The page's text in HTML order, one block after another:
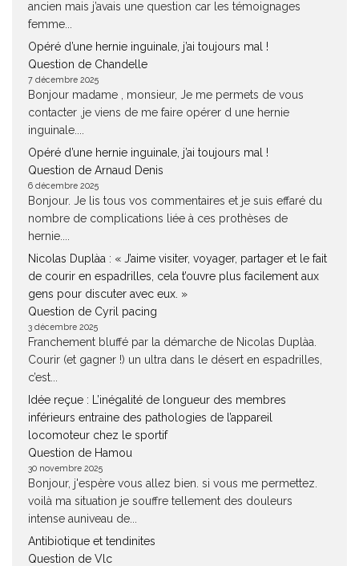
ancien mais j’avais une question car les témoignages
femme...
Opéré d’une hernie inguinale, j’ai toujours mal !
Question de Chandelle
7 décembre 2025
Bonjour madame , monsieur, Je me permets de vous
contacter ,je viens de me faire opérer d une hernie
inguinale....
Opéré d’une hernie inguinale, j’ai toujours mal !
Question de Arnaud Denis
6 décembre 2025
Bonjour. Je lis tous vos commentaires et je suis effaré du
nombre de complications liée à ces prothèses de
hernie....
Nicolas Duplàa : « J’aime visiter, voyager, partager et le fait
de courir en espadrilles, cela t’ouvre plus facilement aux
gens pour discuter avec eux. »
Question de Cyril pacing
3 décembre 2025
Franchement bluffé par la démarche de Nicolas Duplàa.
Courir (et gagner !) un ultra dans le désert en espadrilles,
c’est...
Idée reçue : L’inégalité de longueur des membres
inférieurs entraine des pathologies de l’appareil
locomoteur chez le sportif
Question de Hamou
30 novembre 2025
Bonjour, j'espère vous allez bien. si vous me permettez.
voilà ma situation je souffre tellement des douleurs
intense auniveau de...
Antibiotique et tendinites
Question de Vlc